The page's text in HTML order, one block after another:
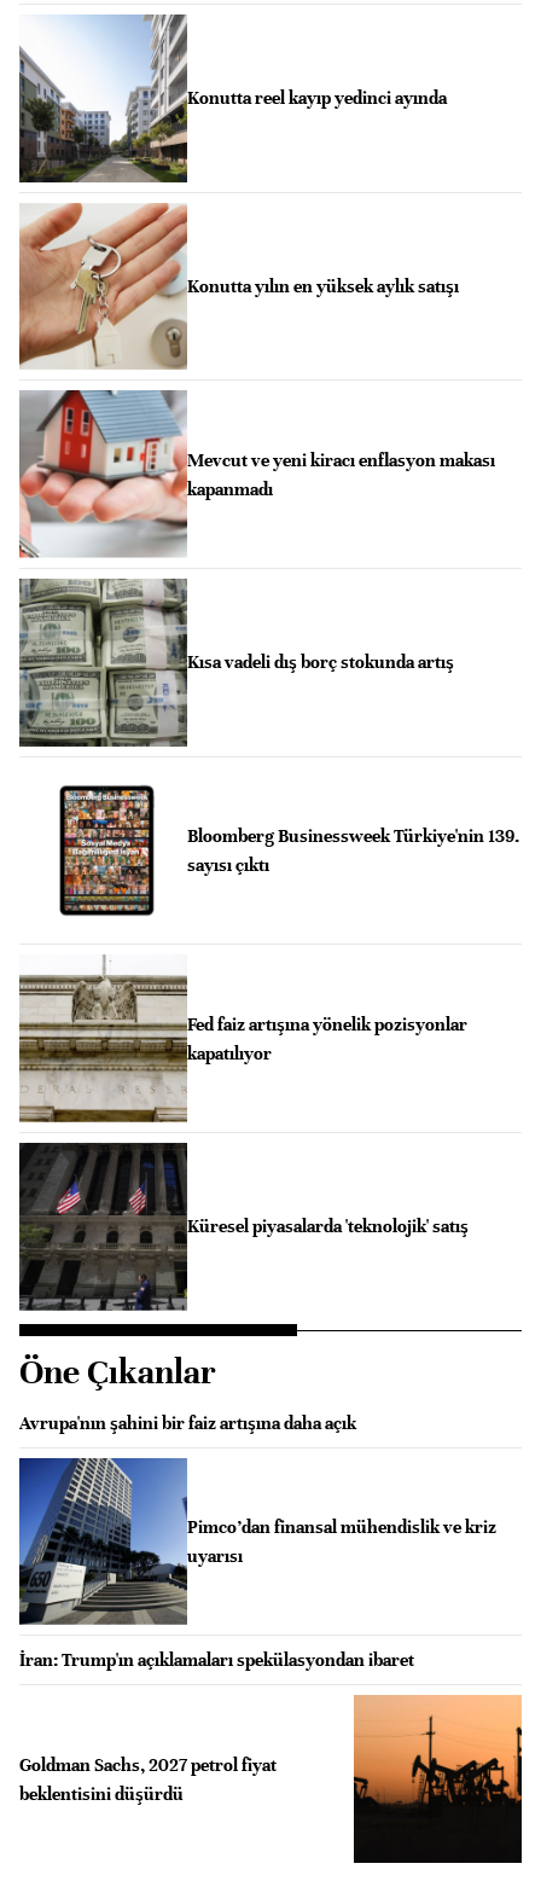
Konutta reel kayıp yedinci ayında
Konutta yılın en yüksek aylık satışı
Mevcut ve yeni kiracı enflasyon makası
kapanmadı
Kısa vadeli dış borç stokunda artış
Bloomberg Businessweek Türkiye'nin 139.
sayısı çıktı
Fed faiz artışına yönelik pozisyonlar
kapatılıyor
Küresel piyasalarda 'teknolojik' satış
Öne Çıkanlar
Avrupa'nın şahini bir faiz artışına daha açık
Pimco’dan finansal mühendislik ve kriz
uyarısı
İran: Trump'ın açıklamaları spekülasyondan ibaret
Goldman Sachs, 2027 petrol fiyat
beklentisini düşürdü